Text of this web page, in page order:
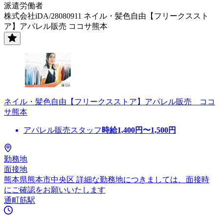
派遣労働者
株式会社iDA/28080911 ネイル・髪色自由【フリークススト
ア】アパレル販売 ココサ熊本
ネイル・髪色自由【フリークスストア】アパレル販売 ココ
サ熊本
アパレル販売スタッフ 時給1,400円〜1,500円
勤務地
面接地
熊本県熊本市中央区 詳細な勤務地につきましては、面接時
にご確認をお願いいたします
通町筋駅